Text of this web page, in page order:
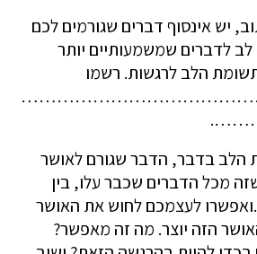
יש אינסוף דברים שגורמים לכם
לדברים שמשמעותיים יותר
הלב לרגשות. רשמו
בדבר, הדבר שגורם לאושר
מכל הדברים שכבר עלו, בין
לעצמכם לחוש את האושר
הזה יוצר. מה זה מאפשר?